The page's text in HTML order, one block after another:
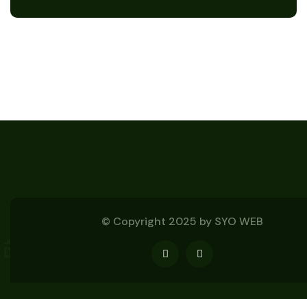
© Copyright 2025 by SYO WEB